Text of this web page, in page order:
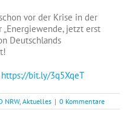
vor der Krise in der
jetzt erst
Deutschlands
https://bit.ly/3q5XqeT
NRW, Aktuelles | 0 Kommentare